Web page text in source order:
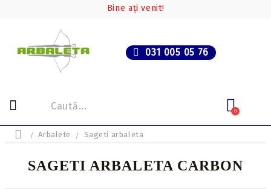
Bine ați venit!
031 005 05 76
0
Arbalete Sageti arbaleta
SAGETI ARBALETA CARBON